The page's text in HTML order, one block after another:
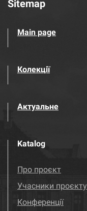
Sitemap
Main page
Колекції
Актуальне
Katalog
Про проєкт
Учасники проєкту
Конференції